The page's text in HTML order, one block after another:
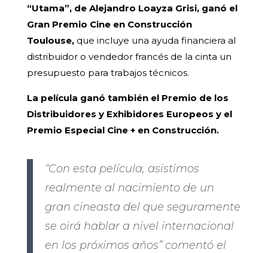
“Utama”, de Alejandro Loayza Grisi, ganó el
Gran Premio Cine en Construcción
Toulouse,que incluye una ayuda financiera al
distribuidor o vendedor francés de la cinta un
presupuesto para trabajos técnicos.
La película ganó también el Premio de los
Distribuidores y Exhibidores Europeos y el
Premio Especial Cine + en Construcción.
“Con esta película, asistimos
realmente al nacimiento de un
gran cineasta del que seguramente
se oirá hablar a nivel internacional
en los próximos años” comentó el